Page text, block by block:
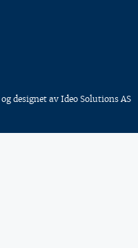
og designet av Ideo Solutions AS